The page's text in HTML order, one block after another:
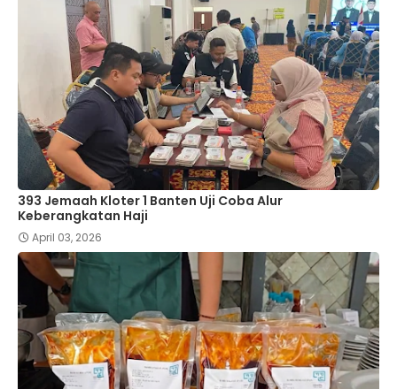
393 Jemaah Kloter 1 Banten Uji Coba Alur
Keberangkatan Haji
April 03, 2026